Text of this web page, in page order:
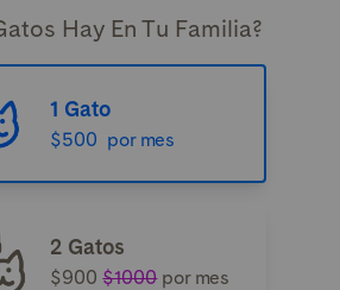
Hay En Tu Familia?
1 Gato
$500 por mes
2 Gatos
$900$1000 por mes